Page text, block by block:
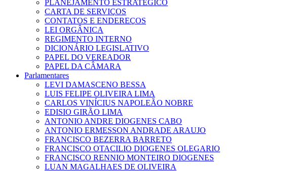
PLANEJAMENTO ESTRATÉGICO
CARTA DE SERVIÇOS
CONTATOS E ENDEREÇOS
LEI ORGÂNICA
REGIMENTO INTERNO
DICIONÁRIO LEGISLATIVO
PAPEL DO VEREADOR
PAPEL DA CÂMARA
Parlamentares
LEVI DAMASCENO BESSA
LUIS FELIPE OLIVEIRA LIMA
CARLOS VINÍCIUS NAPOLEÃO NOBRE
EDISIO GIRÃO LIMA
ANTONIO ANDRE DIOGENES CABO
ANTONIO ERMESSON ANDRADE ARAUJO
FRANCISCO BEZERRA BARRETO
FRANCISCO OTACILIO DIOGENES OLEGARIO
FRANCISCO RENNIO MONTEIRO DIOGENES
LUAN MAGALHAES DE OLIVEIRA